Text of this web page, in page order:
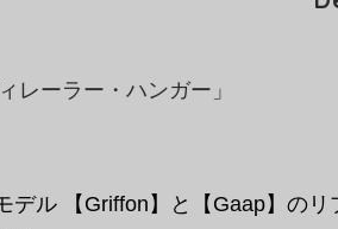
レーラー・ハンガー 」
デル 【Griffon】と【Gaap】の